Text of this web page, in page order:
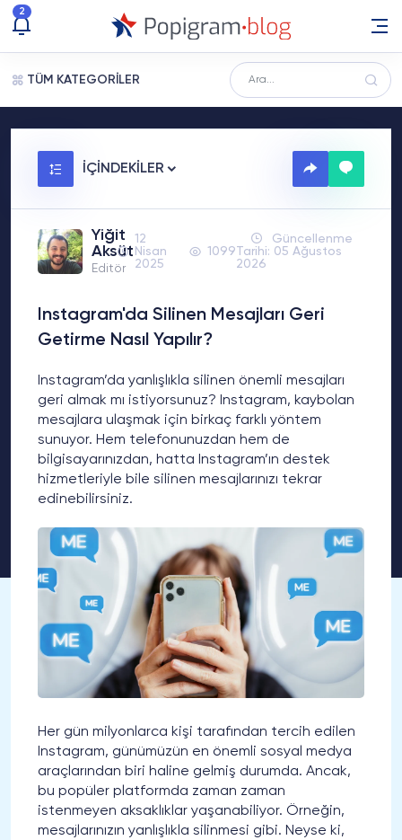
2
TÜM KATEGORİLER
İÇİNDEKİLER
Yiğit
Aksüt
Editör
12
Nisan
2025
1099
Güncellenme
Tarihi: 05 Ağustos
2026
Instagram'da Silinen Mesajları Geri
Getirme Nasıl Yapılır?
Instagram’da yanlışlıkla silinen önemli mesajları
geri almak mı istiyorsunuz? Instagram, kaybolan
mesajlara ulaşmak için birkaç farklı yöntem
sunuyor. Hem telefonunuzdan hem de
bilgisayarınızdan, hatta Instagram’ın destek
hizmetleriyle bile silinen mesajlarınızı tekrar
edinebilirsiniz.
Her gün milyonlarca kişi tarafından tercih edilen
Instagram, günümüzün en önemli sosyal medya
araçlarından biri haline gelmiş durumda. Ancak,
bu popüler platformda zaman zaman
istenmeyen aksaklıklar yaşanabiliyor. Örneğin,
mesajlarınızın yanlışlıkla silinmesi gibi. Neyse ki,